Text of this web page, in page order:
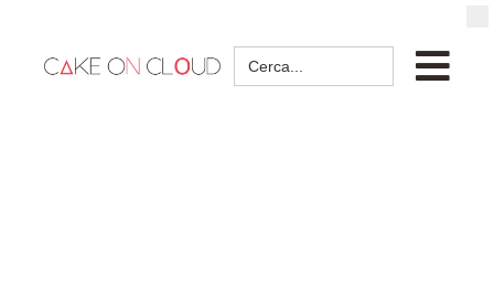
Search
for: